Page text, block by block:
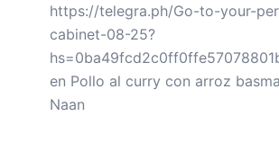
https://telegra.ph/Go-to-your-
cabinet-08-25?
en Pollo al curry con arroz
Naan